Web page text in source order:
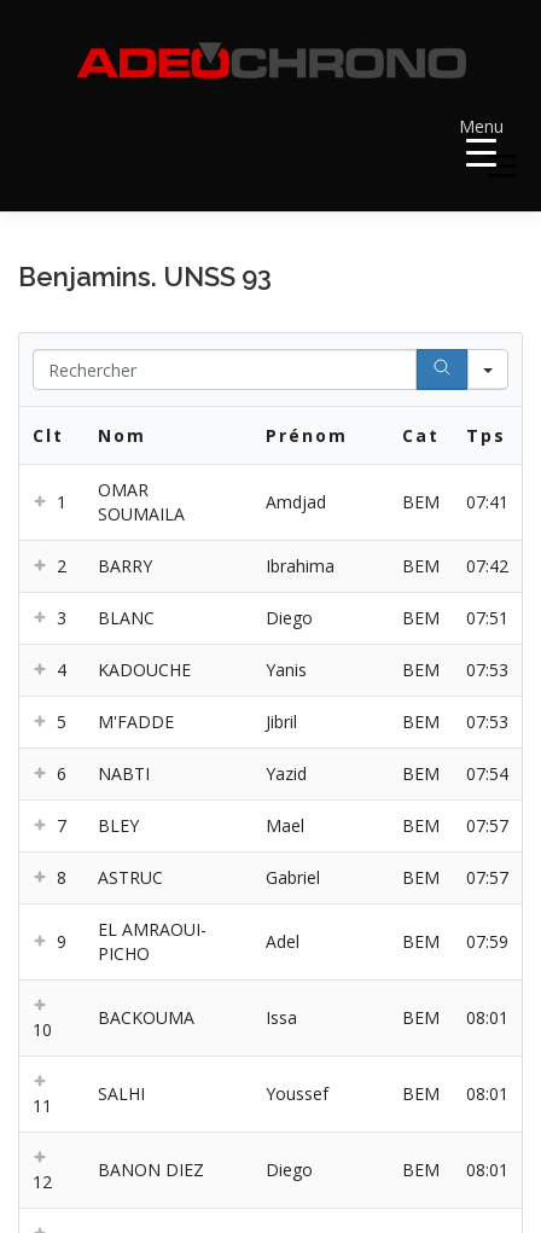
Menu
Menu
RÉCOMPENSES DOSSARDS
CONTACT ET LIENS UTILES
Benjamins. UNSS 93
Clt Nom Prénom Cat Tps
1
OMAR
SOUMAILA
Amdjad BEM 07:41
2 BARRY Ibrahima BEM 07:42
3 BLANC Diego BEM 07:51
4 KADOUCHE Yanis BEM 07:53
5 M'FADDE Jibril BEM 07:53
6 NABTI Yazid BEM 07:54
7 BLEY Mael BEM 07:57
8 ASTRUC Gabriel BEM 07:57
9
EL AMRAOUI-
PICHO
Adel BEM 07:59
10
BACKOUMA Issa BEM 08:01
11
SALHI Youssef BEM 08:01
12
BANON DIEZ Diego BEM 08:01